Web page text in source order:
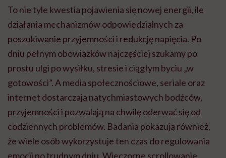
To nie tyle kwestia pojawienia się nowej energii, ile
działania mechanizmów odpowiedzialnych za
poszukiwanie przyjemności i redukcję napięcia. Po
dniu pełnym obowiązków najczęściej szukamy po
prostu ulgi po wysiłku, stresie i ciągłym byciu „w
gotowości”. A media społecznościowe, seriale oraz
internet dostarczają natychmiastowych bodźców,
przyjemności i pozwalają na chwilę oderwać się od
codziennych problemów. Badania pokazują również,
że wiele osób wykorzystuje ten czas do regulowania
emocji po trudnym dniu. Wieczorne scrollowanie